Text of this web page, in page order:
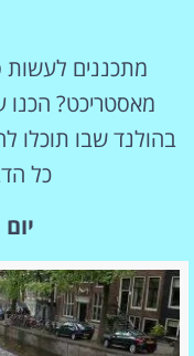
מתכננים
מאסטריכט? הכנו
בהולנד שבו תוכלו
כל